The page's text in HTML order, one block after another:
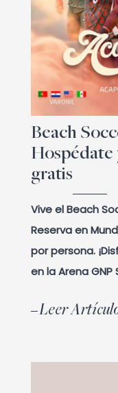
Beach
Hospédate
gratis
Vive el Beach
Reserva en
por persona.
en la Arena GNP
Leer